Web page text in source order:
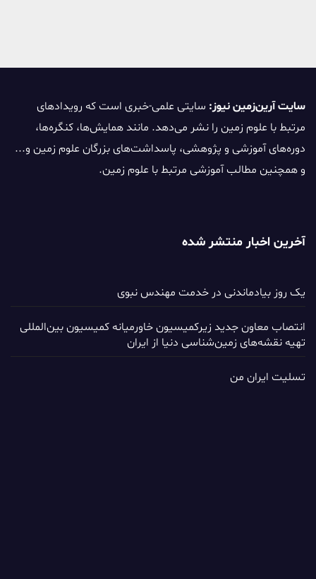
سایت آرین‌زمین نیوز: سایتی علمی-خبری است که رویدادهای
مرتبط با علوم زمین را نشر می‌دهد. مانند همایش‌ها، کنگره‌ها،
دوره‌های آموزشی و پژوهشی، پاسداشت‌های بزرگان علوم زمین و...
و همچنین مطالب آموزشی مرتبط با علوم زمین.
آخرین اخبار منتشر شده
یک روز بیادماندنی در خدمت مهندس نبوی
انتصاب معاون جدید زیرکمیسیون خاورمیانه کمیسیون بین‌المللی
تهیه نقشه‌های زمین‌شناسی دنیا از ایران
تسلیت ایران من